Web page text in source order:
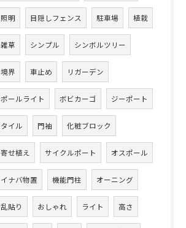
照明 目隠しフェンス 駐車場 植栽
雑草 シンプル シンボルツリー
境界 車止め リガーデン
ポールライト ボビカーゴ ジーポート
タイル 門袖 化粧ブロック
寄せ植え サイクルポート オスポール
イナバ物置 機能門柱 オーニング
乱貼り おしゃれ ライト 高さ